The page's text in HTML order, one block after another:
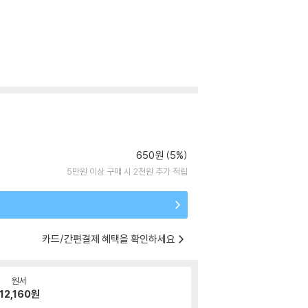
650원 (5%)
5만원 이상 구매 시 2천원 추가 적립
카드/간편결제 혜택을 확인하세요
원서
원